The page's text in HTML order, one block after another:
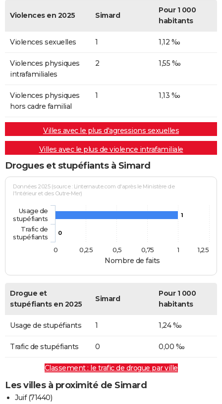
Violences en 2025 Simard
Pour 1 000
habitants
Violences sexuelles 1 1,12 ‰
Violences physiques
intrafamiliales
2 1,55 ‰
Violences physiques
hors cadre familial
1 1,13 ‰
Villes avec le plus d'agressions sexuelles
Villes avec le plus de violence intrafamiliale
Drogues et stupéfiants à Simard
Nombre de faits
Données 2025 (source : Linternaute.com d'après le Ministère de
l'Intérieur et des Outre-Mer)
1
0
Usage de
stupéfiants
Trafic de
stupéfiants
0
1
0,25 0,5 0,75 1,25
Drogue et
stupéfiants en 2025
Simard
Pour 1 000
habitants
Usage de stupéfiants 1 1,24 ‰
Trafic de stupéfiants 0 0,00 ‰
Classement : le trafic de drogue par ville
Les villes à proximité de Simard
Juif (71440)